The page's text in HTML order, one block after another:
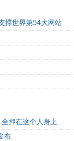
撑世界第54大网站
押在这个人身上
布